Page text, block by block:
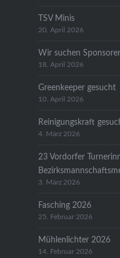
TSV Minis
20. April 2026
Wir suchen
18. April 2026
Greenkeeper gesucht
10. April 2026
Reinigungskraft
4. März 2026
23 Vordorfer
3. März 2026
Fasching 2026
25. Februar 2026
Mühlenlichter 2026
14. Februar 2026